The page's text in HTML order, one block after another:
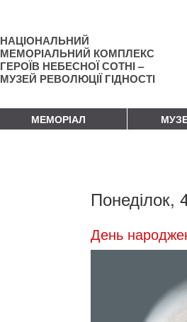
НАЦІОНАЛЬНИЙ
МЕМОРІАЛЬНИЙ КОМПЛЕКС
ГЕРОЇВ НЕБЕСНОЇ СОТНІ –
МУЗЕЙ РЕВОЛЮЦІЇ ГІДНОСТІ
МЕМОРІАЛ
Понеділок,
День